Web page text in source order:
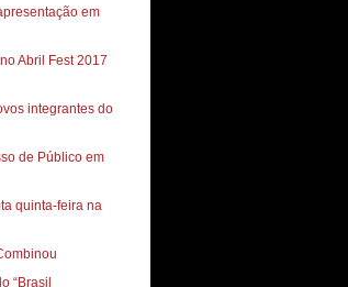
em
Abril Fest 2017
integrantes do
de Público em
quinta-feira na
“Brasil